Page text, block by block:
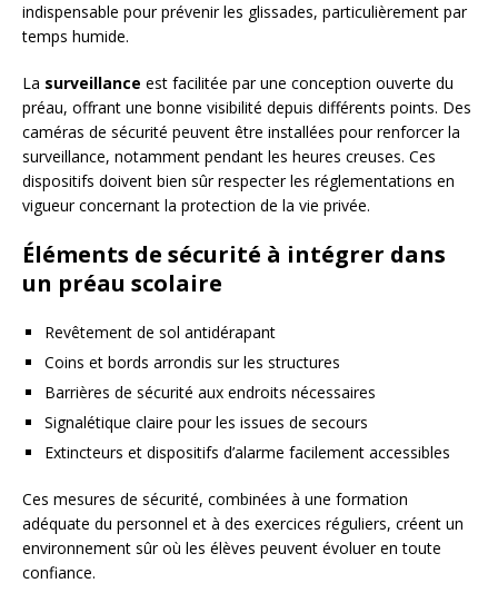
indispensable pour prévenir les glissades, particulièrement par
temps humide.
La surveillance est facilitée par une conception ouverte du
préau, offrant une bonne visibilité depuis différents points. Des
caméras de sécurité peuvent être installées pour renforcer la
surveillance, notamment pendant les heures creuses. Ces
dispositifs doivent bien sûr respecter les réglementations en
vigueur concernant la protection de la vie privée.
Éléments de sécurité à intégrer dans
un préau scolaire
Revêtement de sol antidérapant
Coins et bords arrondis sur les structures
Barrières de sécurité aux endroits nécessaires
Signalétique claire pour les issues de secours
Extincteurs et dispositifs d’alarme facilement accessibles
Ces mesures de sécurité, combinées à une formation
adéquate du personnel et à des exercices réguliers, créent un
environnement sûr où les élèves peuvent évoluer en toute
confiance.